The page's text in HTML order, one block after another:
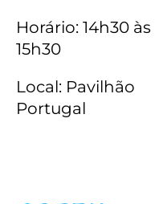
Horário: 14h30 às
15h30
Local: Pavilhão
Portugal